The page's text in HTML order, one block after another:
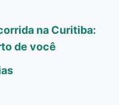
na Curitiba:
de você